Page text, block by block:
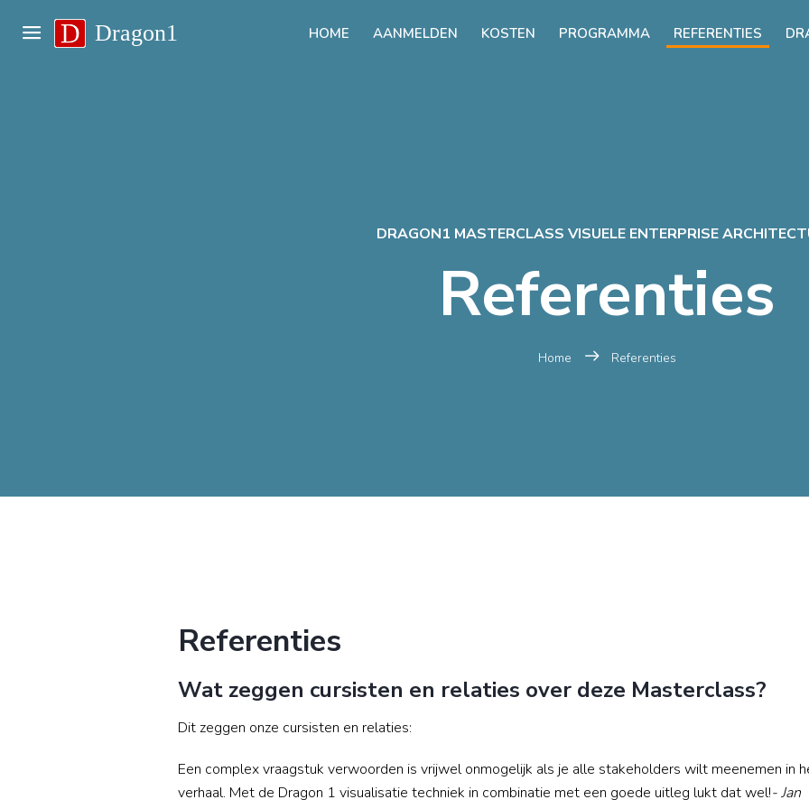
Dragon1 HOME AANMELDEN KOSTEN PROGRAMMA REFERENTIES
DRAGON1 MASTERCLASS VISUELE ENTERPRISE
Referenties
Home Referenties
Referenties
Wat zeggen cursisten en relaties over deze Masterclass?
Dit zeggen onze cursisten en relaties:
Een complex vraagstuk verwoorden is vrijwel onmogelijk als je alle stakeholders wilt meenemen in
verhaal. Met de Dragon 1 visualisatie techniek in combinatie met een goede uitleg lukt dat wel!- Jan